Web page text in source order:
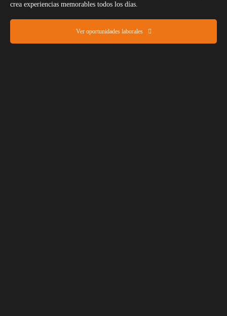
crea experiencias memorables todos los días.
Ver oportunidades laborales